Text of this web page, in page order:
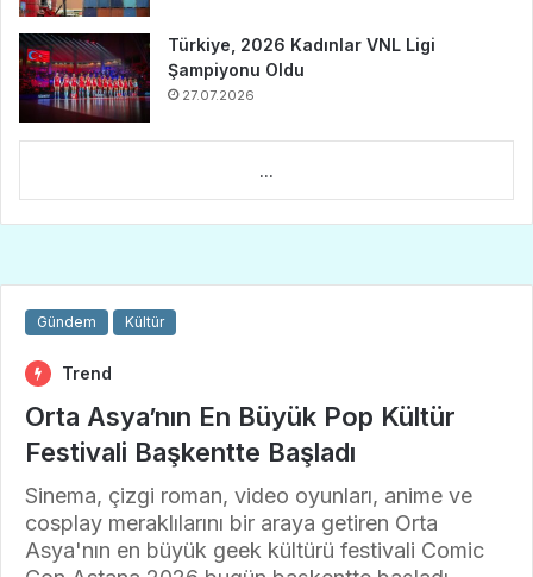
Türkiye, 2026 Kadınlar VNL Ligi
Şampiyonu Oldu
27.07.2026
...